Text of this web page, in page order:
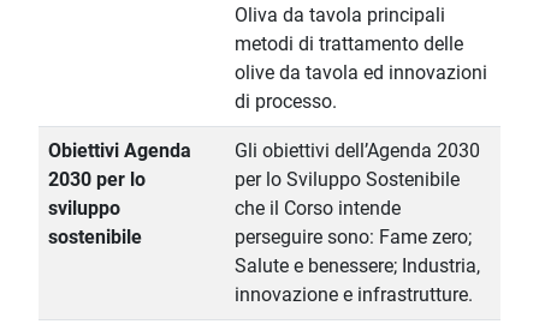
Oliva da tavola principali
metodi di trattamento delle
olive da tavola ed innovazioni
di processo.
Obiettivi Agenda
2030 per lo
sviluppo
sostenibile
Gli obiettivi dell’Agenda 2030
per lo Sviluppo Sostenibile
che il Corso intende
perseguire sono: Fame zero;
Salute e benessere; Industria,
innovazione e infrastrutture.